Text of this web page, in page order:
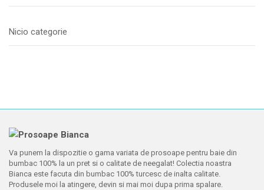
Nicio categorie
Va punem la dispozitie o gama variata de prosoape pentru baie din
bumbac 100% la un pret si o calitate de neegalat! Colectia noastra
Bianca este facuta din bumbac 100% turcesc de inalta calitate.
Produsele moi la atingere, devin si mai moi dupa prima spalare.